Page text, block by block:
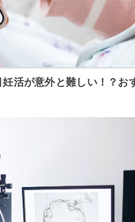
活が意外と難しい！？お